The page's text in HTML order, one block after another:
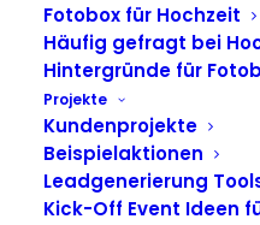
Fotobox für Hochzeit
Häufig gefragt bei
Hintergründe für
Projekte
Kundenprojekte
Beispielaktionen
Leadgenerierung
Kick-Off Event Ideen
Sie wollen mehr
Give Away
Marketing
eine